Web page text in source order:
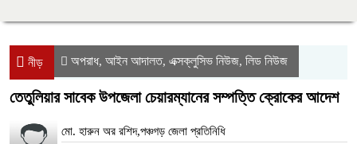
নীড় অপরাধ, আইন আদালত, এক্সক্লুসিভ নিউজ, লিড নিউজ
তেতুলিয়ার সাবেক উপজেলা চেয়ারম্যানের সম্পত্তি ক্রোকের আদেশ
মো. হারুন অর রশিদ,পঞ্চগড় জেলা প্রতিনিধি